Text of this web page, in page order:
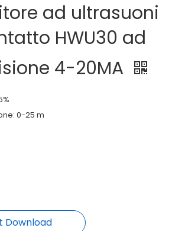
ad ultrasuoni
HWU30 ad
4-20MA
0-25 m